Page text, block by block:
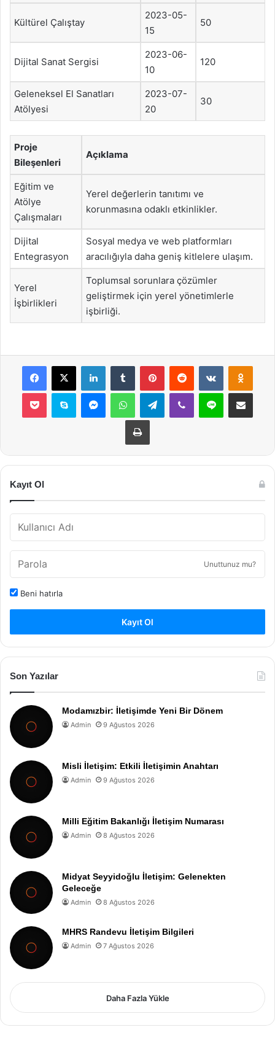
Kültürel Çalıştay
2023-05-
15
50
Dijital Sanat Sergisi
2023-06-
10
120
Geleneksel El Sanatları
Atölyesi
2023-07-
20
30
Proje
Bileşenleri
Açıklama
Eğitim ve
Atölye
Çalışmaları
Yerel değerlerin tanıtımı ve
korunmasına odaklı etkinlikler.
Dijital
Entegrasyon
Sosyal medya ve web platformları
aracılığıyla daha geniş kitlelere ulaşım.
Yerel
İşbirlikleri
Toplumsal sorunlara çözümler
geliştirmek için yerel yönetimlerle
işbirliği.
Facebook
X LinkedInTumblr PinterestReddit VKontakte
Pocket Skype MessengerWhatsAppTelegramViber Line E-Posta ile
Yazdır
Kayıt Ol
Unuttunuz mu?
Beni hatırla
Kayıt Ol
Son Yazılar
Modamızbir: İletişimde Yeni Bir Dönem
Admin 9 Ağustos 2026
Misli İletişim: Etkili İletişimin Anahtarı
Admin 9 Ağustos 2026
Milli Eğitim Bakanlığı İletişim Numarası
Admin 8 Ağustos 2026
Midyat Seyyidoğlu İletişim: Gelenekten
Geleceğe
Admin 8 Ağustos 2026
MHRS Randevu İletişim Bilgileri
Admin 7 Ağustos 2026
Daha Fazla Yükle